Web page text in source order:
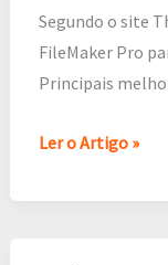
Segundo o site
FileMaker Pro
Principais
deve
ser
lançado
o
de
Ler o Artigo »